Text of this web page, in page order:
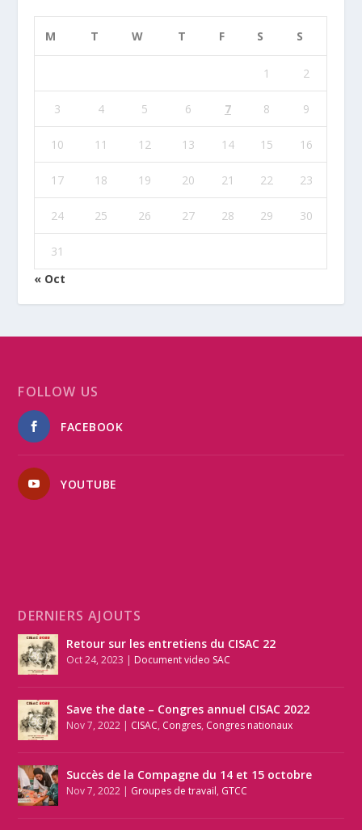
M T W T F S S
1 2
3 4 5 6 7 8 9
10 11 12 13 14 15 16
17 18 19 20 21 22 23
24 25 26 27 28 29 30
31
« Oct
FOLLOW US
FACEBOOK
YOUTUBE
DERNIERS AJOUTS
Retour sur les entretiens du CISAC 22
Oct 24, 2023 | Document video SAC
Save the date – Congres annuel CISAC 2022
Nov 7, 2022 | CISAC, Congres, Congres nationaux
Succès de la Compagne du 14 et 15 octobre
Nov 7, 2022 | Groupes de travail, GTCC